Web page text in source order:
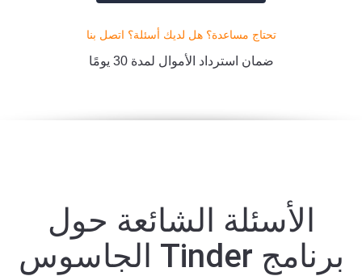
تحتاج مساعدة؟ هل لديك أسئلة؟ اتصل بنا
ضمان استرداد الأموال لمدة 30 يومًا
الأسئلة الشائعة حول
برنامج Tinder الجاسوس